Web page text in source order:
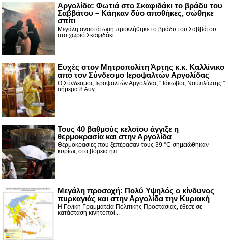
Αργολίδα: Φωτιά στο Σκαφιδάκι το βράδυ του
Σαββάτου – Κάηκαν δύο αποθήκες, σώθηκε
σπίτι
Μεγάλη αναστάτωση προκλήθηκε το βράδυ του Σαββάτου
στο χωριό Σκαφιδάκι...
Ευχές στον Μητροπολίτη Άρτης κ.κ. Καλλίνικο
από τον Σύνδεσμο Ιεροψαλτών Αργολίδας
Ο Σύνδεσμος Ιεροψαλτών Αργολίδας '' Ιάκωβος Ναυπλίωτης ''
σήμερα 8 Αυγ...
Τους 40 βαθμούς κελσίου άγγιξε η
θερμοκρασία και στην Αργολίδα
Θερμοκρασίες που ξεπέρασαν τους 39 °C σημειώθηκαν
κυρίως στα βόρεια ηπ...
Μεγάλη προσοχή: Πολύ Υψηλός ο κίνδυνος
πυρκαγιάς και στην Αργολίδα την Κυριακή
Η Γενική Γραμματεία Πολιτικής Προστασίας, έθεσε σε
κατάσταση κινητοποί...